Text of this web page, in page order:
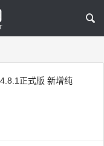
正式版 新增纯